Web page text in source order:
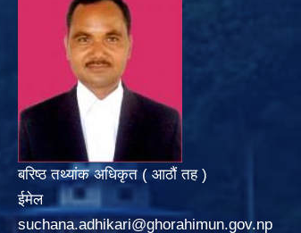
बरिष्ठ तथ्यांक अधिकृत ( आठौं तह )
ईमेल
suchana.adhikari@ghorahimun.gov.np